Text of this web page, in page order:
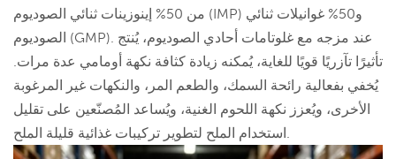
من 50% إينوزينات ثنائي الصوديوم (IMP) و50% غوانيلات ثنائي
الصوديوم (GMP). عند مزجه مع غلوتامات أحادي الصوديوم، يُنتج
تأثيرًا تآزريًا قويًا للغاية، يُمكنه زيادة كثافة نكهة أومامي عدة مرات.
يُخفي بفعالية رائحة السمك، والطعم المر، والنكهات غير المرغوبة
الأخرى، ويُعزز نكهة اللحوم الغنية، ويُساعد المُصنّعين على تقليل
استخدام الملح لتطوير تركيبات غذائية قليلة الملح.